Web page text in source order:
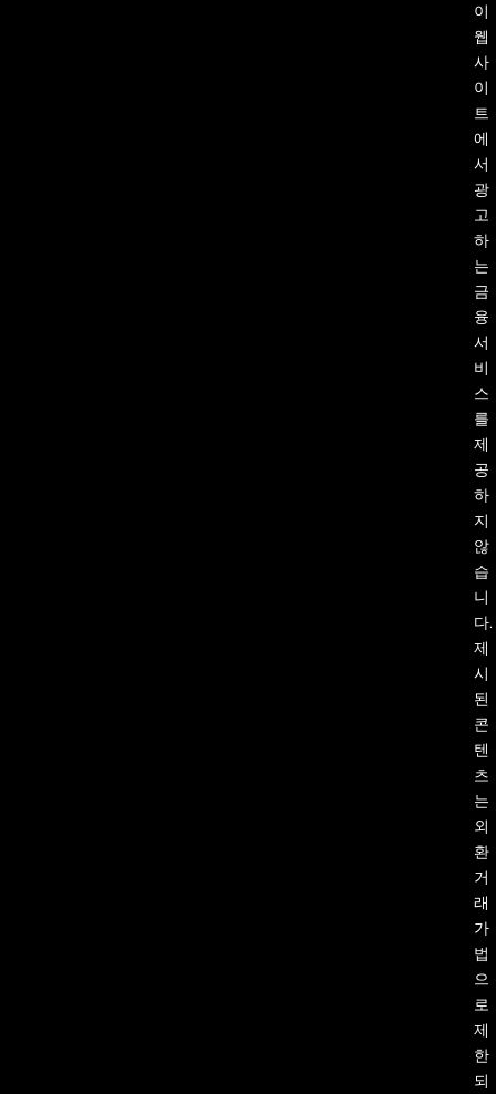
이
웹
사
이
트
에
서
광
고
하
는
금
융
서
비
스
를
제
공
하
지
않
습
니
다.
제
시
된
콘
텐
츠
는
외
환
거
래
가
법
으
로
제
한
되